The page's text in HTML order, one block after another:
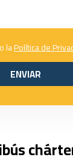
laPolítica de
ENVIAR
ENVIAR